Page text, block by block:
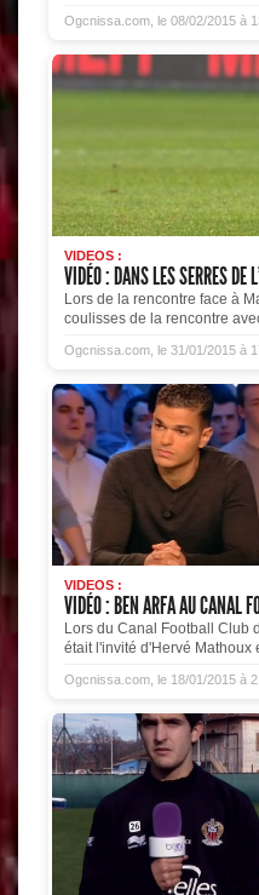
Ogcnissa.com, le 08/02/2015 à
VIDEOS :
VIDÉO : DANS LES SERRES DE
Lors de la rencontre face à
coulisses de la rencontre
Ogcnissa.com, le 31/01/2015 à
VIDEOS :
VIDÉO : BEN ARFA AU CANAL
Lors du Canal Football Club
était l'invité d'Hervé Mathoux
Ogcnissa.com, le 18/01/2015 à